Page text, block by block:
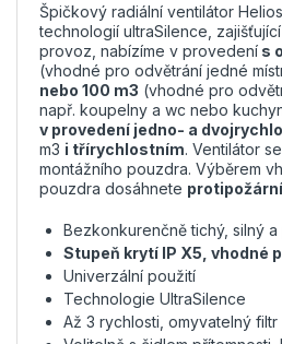
Špičkový radiální ventilátor
technologií ultraSilence,
provoz, nabízíme v provedení s
(vhodné pro odvětrání jedné
nebo 100 m3 (vhodné pro
např. koupelny a wc nebo
v provedení jedno- a
m3 i třírychlostním. Ventilátor
montážního pouzdra. Výběrem
pouzdra dosáhnete
Bezkonkurenčně tichý, silný
Stupeň krytí IP X5, vhodné
Univerzální použití
Technologie UltraSilence
Až 3 rychlosti, omyvatelný filtr